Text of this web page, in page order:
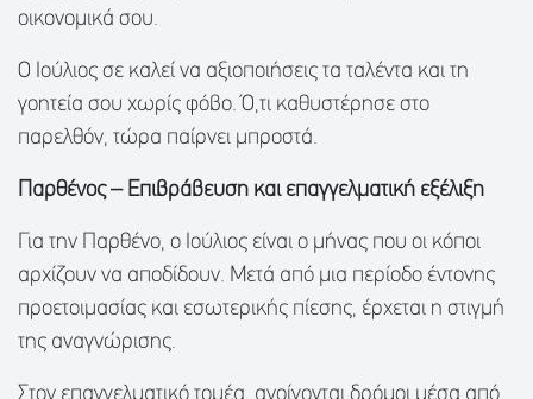
οικονομικά σου.
Ο Ιούλιος σε καλεί να αξιοποιήσεις τα ταλέντα και τη
γοητεία σου χωρίς φόβο. Ό,τι καθυστέρησε στο
παρελθόν, τώρα παίρνει μπροστά.
Παρθένος – Επιβράβευση και επαγγελματική εξέλιξη
Για την Παρθένο, ο Ιούλιος είναι ο μήνας που οι κόποι
αρχίζουν να αποδίδουν. Μετά από μια περίοδο έντονης
προετοιμασίας και εσωτερικής πίεσης, έρχεται η στιγμή
της αναγνώρισης.